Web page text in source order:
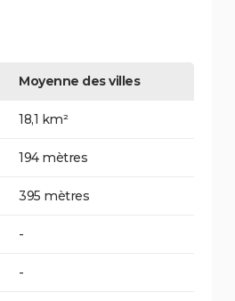
Moyenne des villes
18,1 km²
194 mètres
395 mètres
-
-